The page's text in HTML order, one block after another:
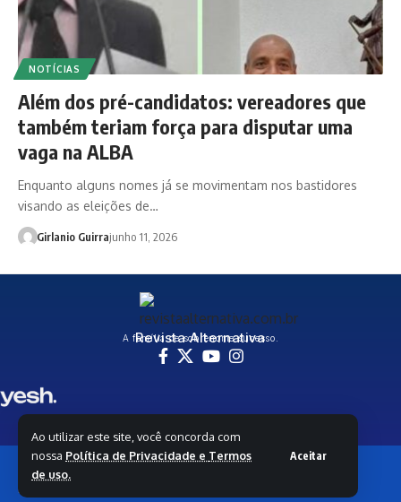
Ao utilizar este site, você concorda com
nossa Política de Privacidade e Termos
de uso.
Aceitar
NOTÍCIAS
Além dos pré-candidatos: vereadores que
também teriam força para disputar uma
vaga na ALBA
Enquanto alguns nomes já se movimentam nos bastidores
visando as eleições de…
Girlanio Guirrajunho 11, 2026
Revista Alternativa
A família de sobrenome sucesso.
© Copyright 2026 Revista Alternativa - Todos os direitos
reservados | Yesh Media e Tecnologia